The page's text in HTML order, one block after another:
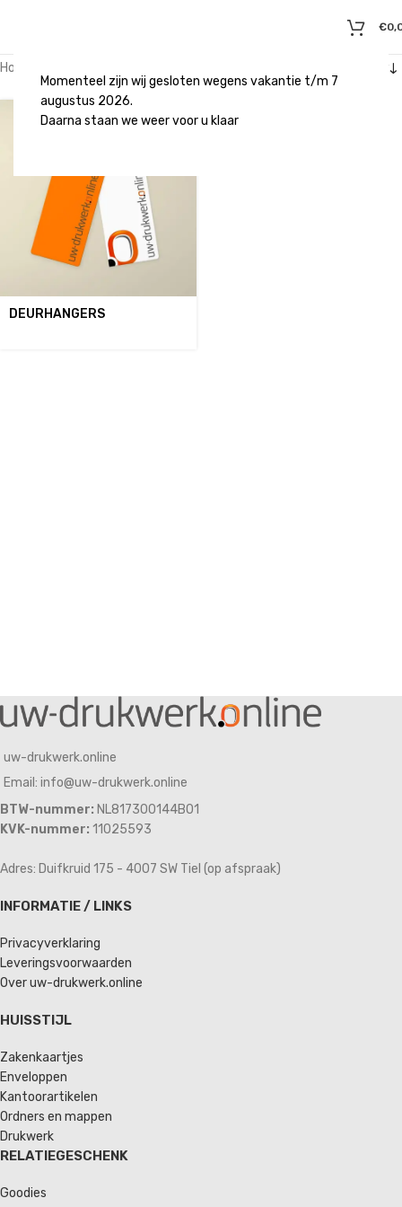
Momenteel zijn wij gesloten wegens vakantie t/m 7
augustus 2026.
Daarna staan we weer voor u klaar
€
Home
DEURHANGERS
uw-drukwerk.online
Email: info@uw-drukwerk.online
BTW-nummer: NL817300144B01
KVK-nummer: 11025593
Adres: Duifkruid 175 - 4007 SW Tiel (op afspraak)
INFORMATIE / LINKS
Privacyverklaring
Leveringsvoorwaarden
Over uw-drukwerk.online
HUISSTIJL
Zakenkaartjes
Enveloppen
Kantoorartikelen
Ordners en mappen
Drukwerk
RELATIEGESCHENK
Goodies